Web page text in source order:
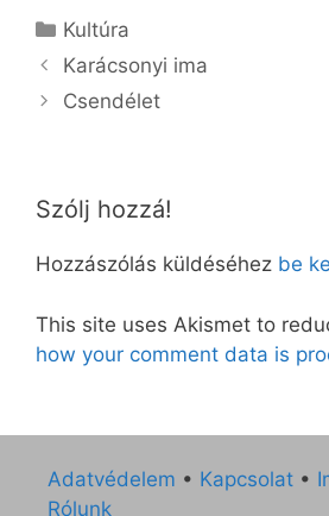
Kategória
Kultúra
Karácsonyi ima
Csendélet
Szólj hozzá!
Hozzászólás küldéséhez be
This site uses Akismet to
how your comment data is
Adatvédelem • Kapcsolat •
Rólunk